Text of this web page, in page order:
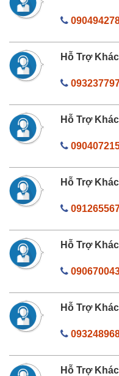
Hỗ Trợ
Hỗ Trợ
Hỗ Trợ
Hỗ Trợ
Hỗ Trợ
Hỗ Trợ